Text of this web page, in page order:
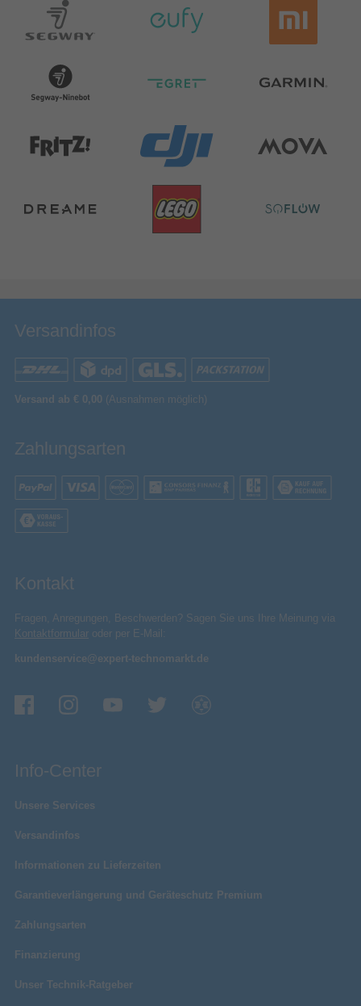
Versandinfos
Versand ab € 0,00 (Ausnahmen möglich)
Zahlungsarten
Kontakt
Fragen, Anregungen, Beschwerden? Sagen Sie uns Ihre Meinung via
Kontaktformular oder per E-Mail:
kundenservice@expert-technomarkt.de
Info-Center
Unsere Services
Versandinfos
Informationen zu Lieferzeiten
Garantieverlängerung und Geräteschutz Premium
Zahlungsarten
Finanzierung
Unser Technik-Ratgeber